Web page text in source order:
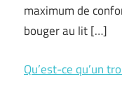
maximum de
bouger au lit […]
Qu’est-ce qu’un